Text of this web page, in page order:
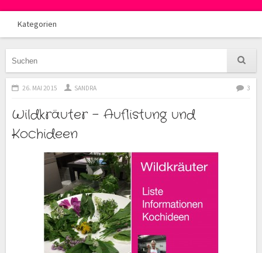
Kategorien
26. MAI 2015 SANDRA 3
Wildkräuter – Auflistung und
Kochideen